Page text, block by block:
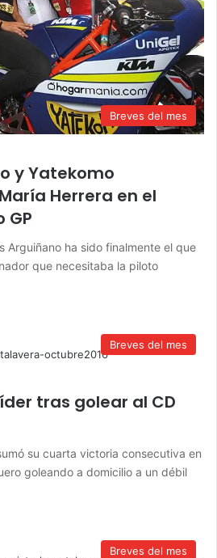
Breves del mes
y Yatekomo
Herrera en el
GP
Arguiñano ha sido finalmente el que
que necesitaba la piloto
Breves del mes
tras golear al CD
su cuarta victoria consecutiva en
goleando a domicilio a un débil
Breves del mes